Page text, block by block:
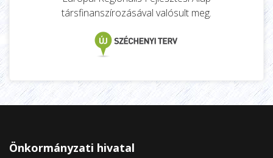
társfinanszírozásával valósult meg.
Önkormányzati hivatal